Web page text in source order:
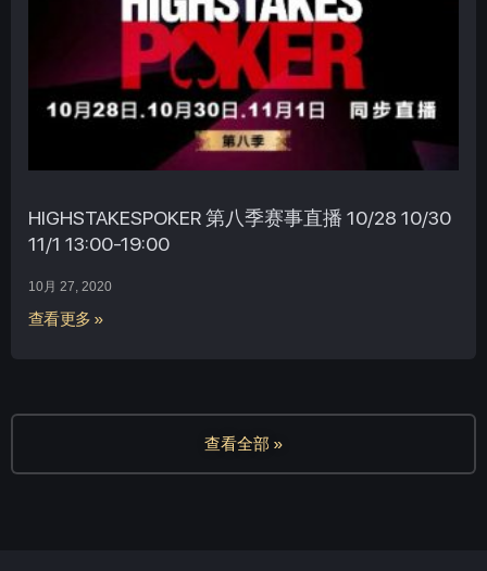
HIGHSTAKESPOKER 第八季赛事直播 10/28 10/30
11/1 13:00-19:00
10月 27, 2020
查看更多 »
查看全部 »